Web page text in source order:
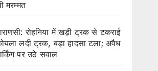
मरम्मत
रोहनिया में खड़ी ट्रक से टकराई
लदी ट्रक, बड़ा हादसा टला; अवैध
पर उठे सवाल